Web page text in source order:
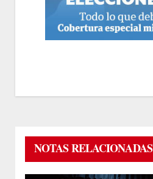
NOTAS RELACIONADAS